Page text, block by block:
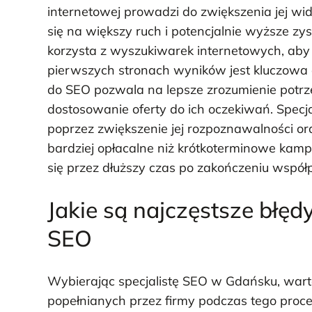
internetowej prowadzi do zwiększenia jej
się na większy ruch i potencjalnie wyższe
korzysta z wyszukiwarek internetowych,
pierwszych stronach wyników jest kluczowa
do SEO pozwala na lepsze zrozumienie
dostosowanie oferty do ich oczekiwań.
poprzez zwiększenie jej rozpoznawalności
bardziej opłacalne niż krótkoterminowe
się przez dłuższy czas po zakończeniu
Jakie są najczęstsze
SEO
Wybierając specjalistę SEO w Gdańsku,
popełnianych przez firmy podczas tego